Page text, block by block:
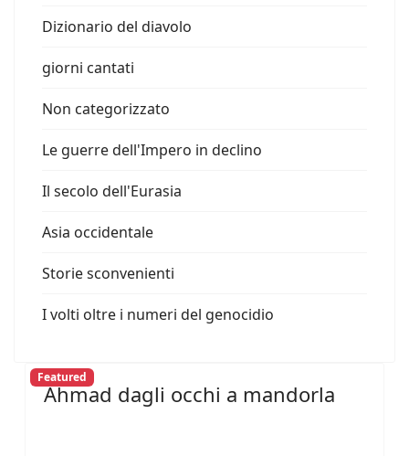
Dizionario del diavolo
giorni cantati
Non categorizzato
Le guerre dell'Impero in declino
Il secolo dell'Eurasia
Asia occidentale
Storie sconvenienti
I volti oltre i numeri del genocidio
Featured
Ahmad dagli occhi a mandorla